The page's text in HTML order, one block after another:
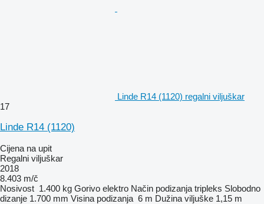
Linde R14 (1120) regalni viljuškar
17
Linde R14 (1120)
Cijena na upit
Regalni viljuškar
2018
8.403 m/č
Nosivost 1.400 kg Gorivo elektro Način podizanja tripleks Slobodno
dizanje 1.700 mm Visina podizanja 6 m Dužina viljuške 1,15 m